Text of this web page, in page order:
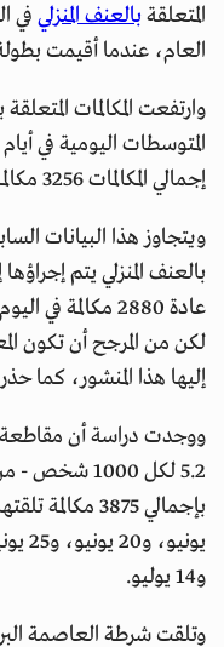
المتعلقة بالعنف المنزلي
العام، عندما أقيمت
المتوسطات اليومية في
إجمالي المكالمات 3256 مكالمة في جميع أنحاء البلاد.
ويتجاوز هذا البيانات
عادة 2880
لكن من المرجح أن تكون
إليها هذا المنشور، كما
ووجدت دراسة أن مقاطعة
5.2 لكل 1000
و14 يوليو.
وتلقت شرطة العاصمة